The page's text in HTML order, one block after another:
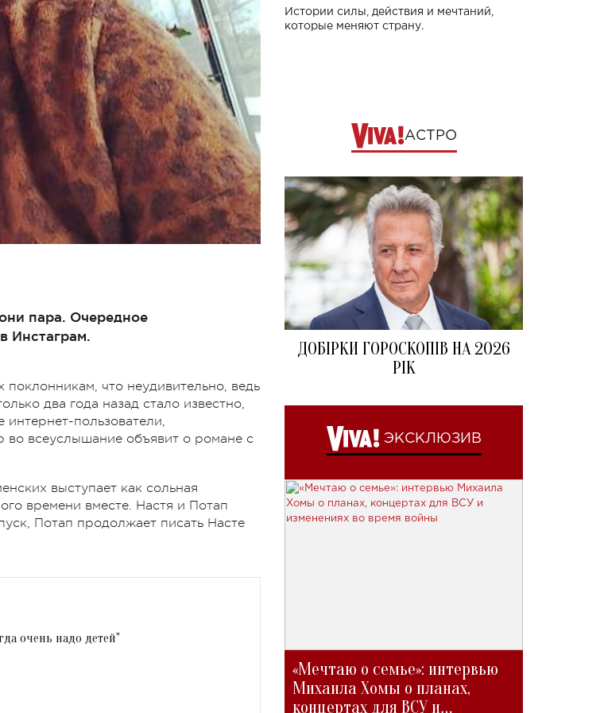
пара. Очередное
Инстаграм.
что неудивительно, ведь
два года назад стало известно,
интернет-пользователи,
всеуслышание объявит о романе с
выступает как сольная
времени вместе. Настя и Потап
Потап продолжает писать Насте
очень надо детей"
Истории силы, действия и мечтаний,
которые меняют страну.
АСТРО
ДОБІРКИ ГОРОСКОПІВ НА 2026
РІК
ЭКСКЛЮЗИВ
«Мечтаю о семье»: интервью
Михаила Хомы о планах,
концертах для ВСУ и